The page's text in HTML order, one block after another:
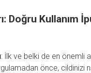
Doğru Kullanım
: İlk ve belki de en önemli
önce, cildinizi